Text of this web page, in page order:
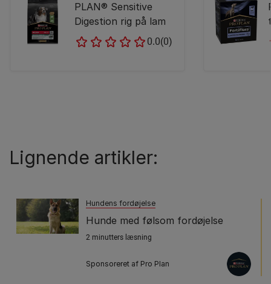
PLAN® Sensitive
Digestion rig på lam
0.0(0)
Lignende artikler:
Hundens fordøjelse
Hunde med følsom fordøjelse
2 minutters læsning
Sponsoreret af Pro Plan